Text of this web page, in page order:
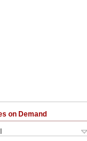
on Demand